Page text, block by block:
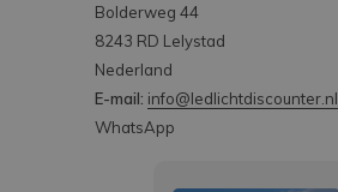
Bolderweg 44
8243 RD Lelystad
Nederland
E-mail: info@ledlichtdiscounter.nl
WhatsApp